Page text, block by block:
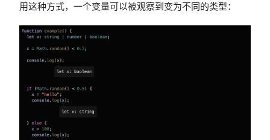
用这种方式，一个变量可以被观察到变为不同的类型：